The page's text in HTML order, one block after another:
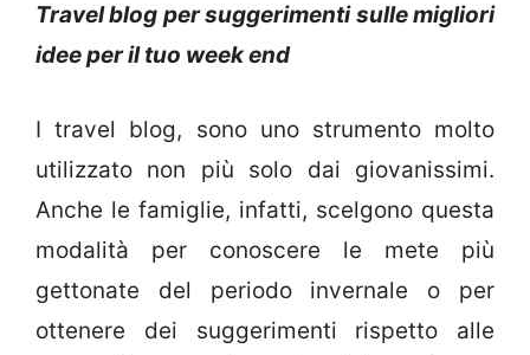
Travel blog per suggerimenti sulle migliori
idee per il tuo week end
I travel blog, sono uno strumento molto
utilizzato non più solo dai giovanissimi.
Anche le famiglie, infatti, scelgono questa
modalità per conoscere le mete più
gettonate del periodo invernale o per
ottenere dei suggerimenti rispetto alle